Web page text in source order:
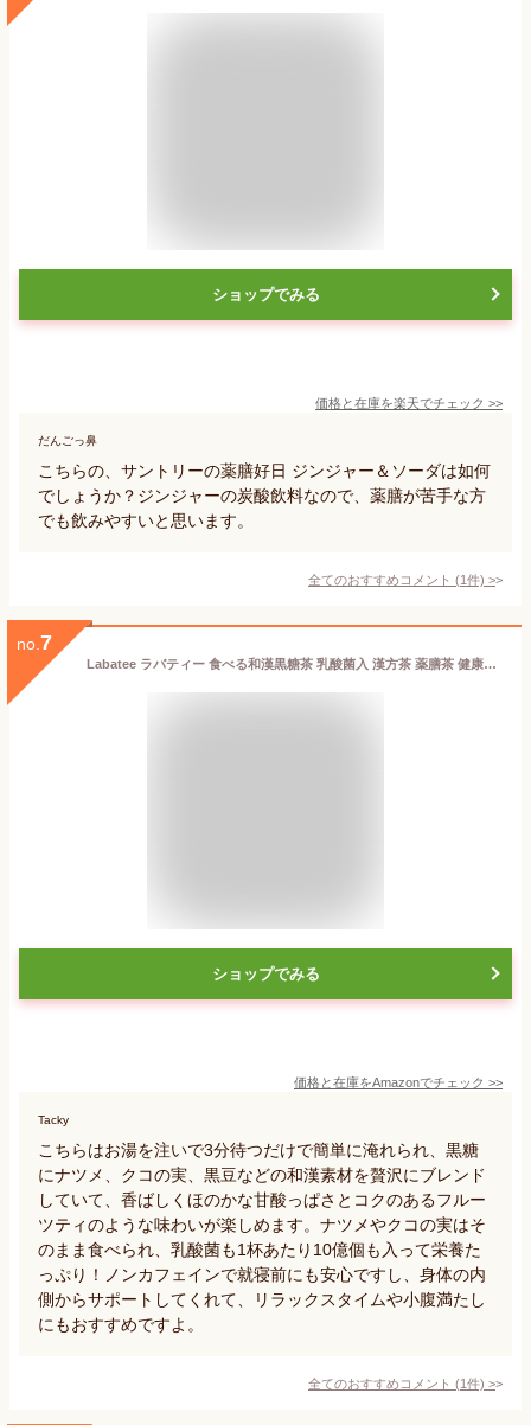
ショップでみる
価格と在庫を楽天でチェック >>
だんごっ鼻
こちらの、サントリーの薬膳好日 ジンジャー＆ソーダは如何
でしょうか？ジンジャーの炭酸飲料なので、薬膳が苦手な方
でも飲みやすいと思います。
全てのおすすめコメント (1件) >
no. 7
Labatee ラバティー 食べる和漢黒糖茶 乳酸菌入 漢方茶 薬膳茶 健康茶 黒豆茶 フルーツティー はとむぎ茶 薬膳 ナツメ クコの実 黒豆 無添加 ホットアイス可 ギフト プレゼント 乳酸菌 HOKKAIDO株 3食 北海道「北のブランド2025」認証
ショップでみる
価格と在庫をAmazonでチェック >>
Tacky
こちらはお湯を注いで3分待つだけで簡単に淹れられ、黒糖
にナツメ、クコの実、黒豆などの和漢素材を贅沢にブレンド
していて、香ばしくほのかな甘酸っぱさとコクのあるフルー
ツティのような味わいが楽しめます。ナツメやクコの実はそ
のまま食べられ、乳酸菌も1杯あたり10億個も入って栄養た
っぷり！ノンカフェインで就寝前にも安心ですし、身体の内
側からサポートしてくれて、リラックスタイムや小腹満たし
にもおすすめですよ。
全てのおすすめコメント (1件) >